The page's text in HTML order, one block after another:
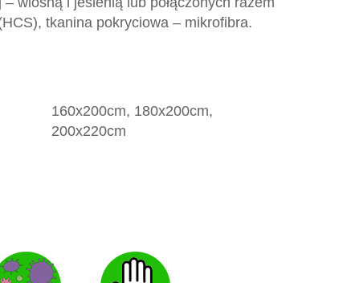
tkanina pokryciowa – mikrofibra.
160x200cm, 180x200cm,
200x220cm